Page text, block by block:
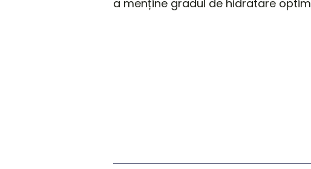
a menține gradul de hidratare optim